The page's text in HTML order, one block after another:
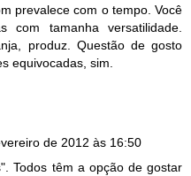
prevalece com o tempo. Você
com tamanha versatilidade.
produz. Questão de gosto
equivocadas, sim.
de 2012 às 16:50
Todos têm a opção de gostar